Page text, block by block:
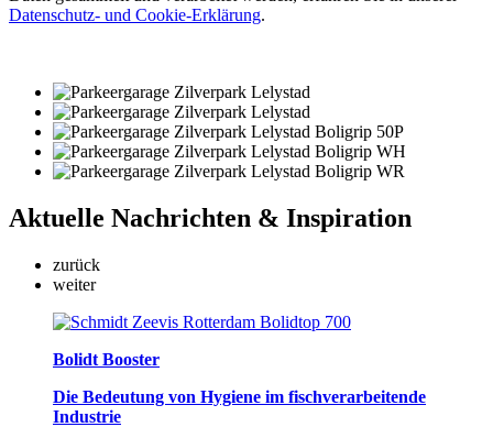
Datenschutz- und Cookie-Erklärung.
Aktuelle Nachrichten & Inspiration
zurück
weiter
Bolidt Booster
Die Bedeutung von Hygiene im fischverarbeitende
Industrie